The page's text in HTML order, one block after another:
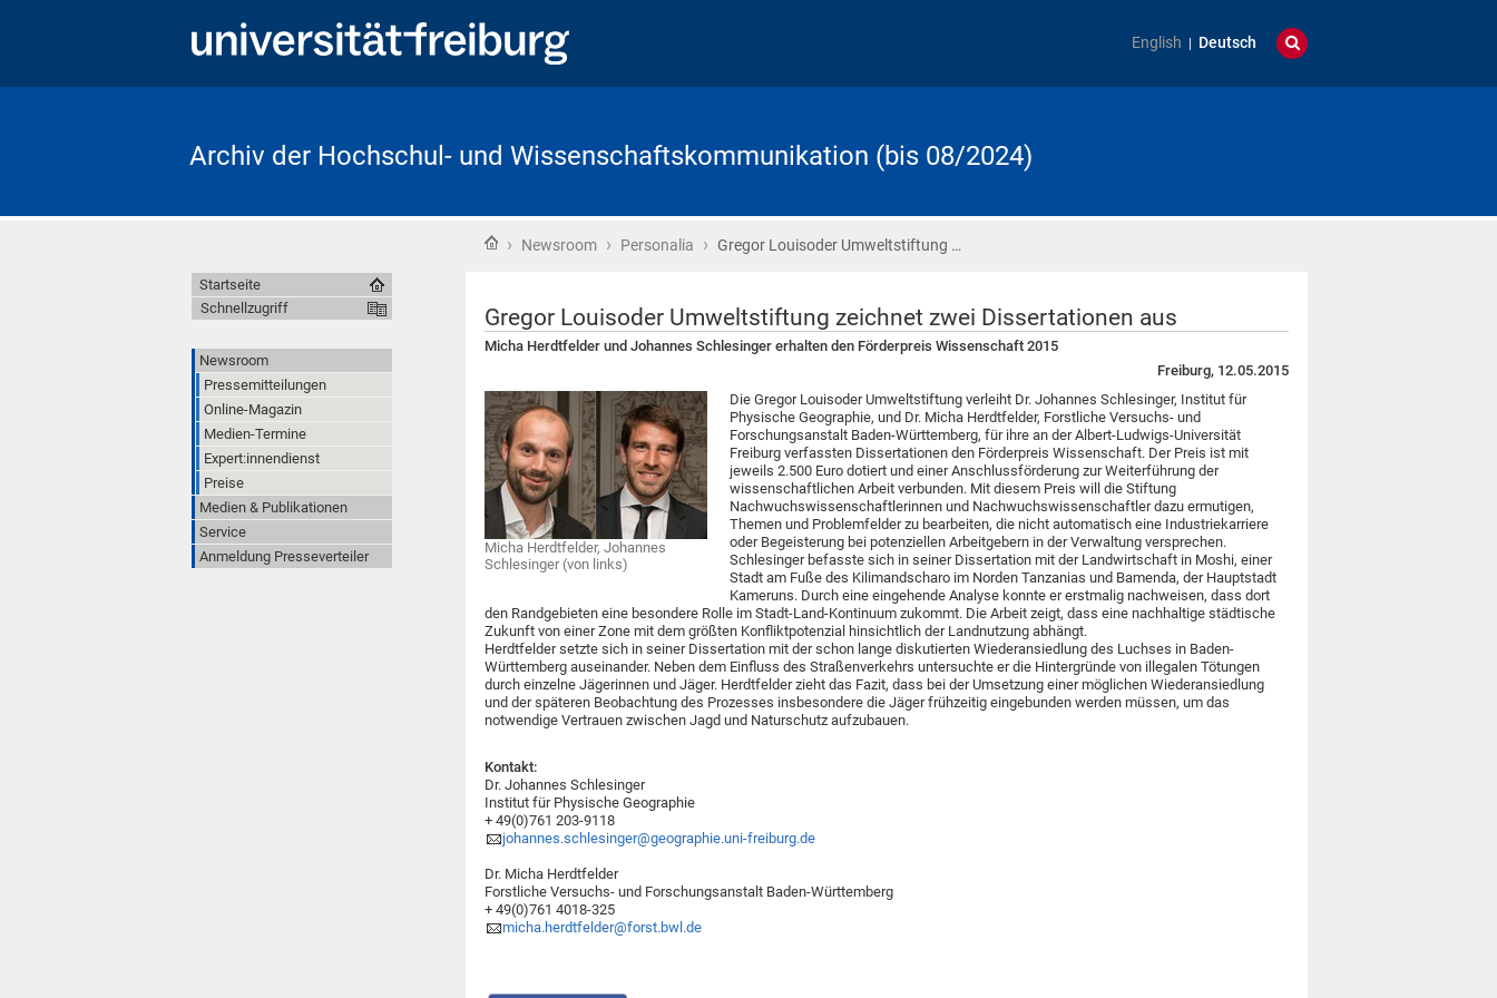
English Deutsch
Archiv der Hochschul- und Wissenschaftskommunikation (bis 08/2024)
Startseite
› Newsroom › Personalia › Gregor Louisoder Umweltstiftung …
Gregor Louisoder Umweltstiftung zeichnet zwei Dissertationen aus
Micha Herdtfelder und Johannes Schlesinger erhalten den Förderpreis Wissenschaft 2015
Freiburg, 12.05.2015
Micha Herdtfelder, Johannes
Schlesinger (von links)
Die Gregor Louisoder Umweltstiftung verleiht Dr. Johannes Schlesinger, Institut für
Physische Geographie, und Dr. Micha Herdtfelder, Forstliche Versuchs- und
Forschungsanstalt Baden-Württemberg, für ihre an der Albert-Ludwigs-Universität
Freiburg verfassten Dissertationen den Förderpreis Wissenschaft. Der Preis ist mit
jeweils 2.500 Euro dotiert und einer Anschlussförderung zur Weiterführung der
wissenschaftlichen Arbeit verbunden. Mit diesem Preis will die Stiftung
Nachwuchswissenschaftlerinnen und Nachwuchswissenschaftler dazu ermutigen,
Themen und Problemfelder zu bearbeiten, die nicht automatisch eine Industriekarriere
oder Begeisterung bei potenziellen Arbeitgebern in der Verwaltung versprechen.
Schlesinger befasste sich in seiner Dissertation mit der Landwirtschaft in Moshi, einer
Stadt am Fuße des Kilimandscharo im Norden Tanzanias und Bamenda, der Hauptstadt
Kameruns. Durch eine eingehende Analyse konnte er erstmalig nachweisen, dass dort
den Randgebieten eine besondere Rolle im Stadt-Land-Kontinuum zukommt. Die Arbeit zeigt, dass eine nachhaltige städtische
Zukunft von einer Zone mit dem größten Konfliktpotenzial hinsichtlich der Landnutzung abhängt.
Herdtfelder setzte sich in seiner Dissertation mit der schon lange diskutierten Wiederansiedlung des Luchses in Baden-
Württemberg auseinander. Neben dem Einfluss des Straßenverkehrs untersuchte er die Hintergründe von illegalen Tötungen
durch einzelne Jägerinnen und Jäger. Herdtfelder zieht das Fazit, dass bei der Umsetzung einer möglichen Wiederansiedlung
und der späteren Beobachtung des Prozesses insbesondere die Jäger frühzeitig eingebunden werden müssen, um das
notwendige Vertrauen zwischen Jagd und Naturschutz aufzubauen.
Kontakt:
Dr. Johannes Schlesinger
Institut für Physische Geographie
+ 49(0)761 203-9118
johannes.schlesinger@geographie.uni-freiburg.de
Dr. Micha Herdtfelder
Forstliche Versuchs- und Forschungsanstalt Baden-Württemberg
+ 49(0)761 4018-325
micha.herdtfelder@forst.bwl.de
Startseite
Schnellzugriff
Newsroom
Pressemitteilungen
Online-Magazin
Medien-Termine
Expert:innendienst
Preise
Medien & Publikationen
Service
Anmeldung Presseverteiler